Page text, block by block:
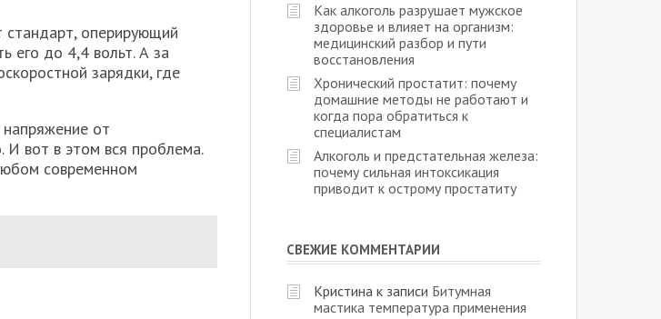
оперирующий
его до 4,4 вольт. А за
зарядки, где
от
И вот в этом вся проблема.
современном
Как алкоголь разрушает мужское
здоровье и влияет на организм:
медицинский разбор и пути
восстановления
Хронический простатит: почему
домашние методы не работают и
когда пора обратиться к
специалистам
Алкоголь и предстательная железа:
почему сильная интоксикация
приводит к острому простатиту
СВЕЖИЕ КОММЕНТАРИИ
Кристина к записи Битумная
мастика температура применения